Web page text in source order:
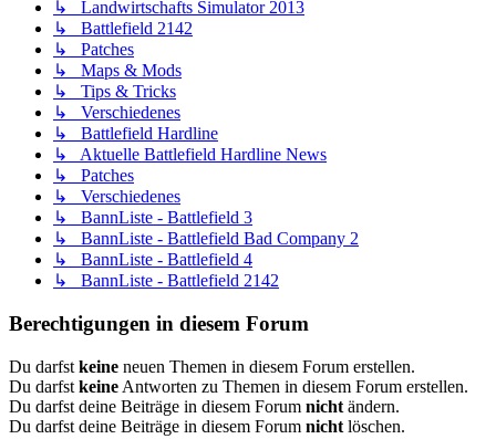
↳ Landwirtschafts Simulator 2013
↳ Battlefield 2142
↳ Patches
↳ Maps & Mods
↳ Tips & Tricks
↳ Verschiedenes
↳ Battlefield Hardline
↳ Aktuelle Battlefield Hardline News
↳ Patches
↳ Verschiedenes
↳ BannListe - Battlefield 3
↳ BannListe - Battlefield Bad Company 2
↳ BannListe - Battlefield 4
↳ BannListe - Battlefield 2142
Berechtigungen in diesem Forum
Du darfst keine neuen Themen in diesem Forum erstellen.
Du darfst keine Antworten zu Themen in diesem Forum erstellen.
Du darfst deine Beiträge in diesem Forum nicht ändern.
Du darfst deine Beiträge in diesem Forum nicht löschen.